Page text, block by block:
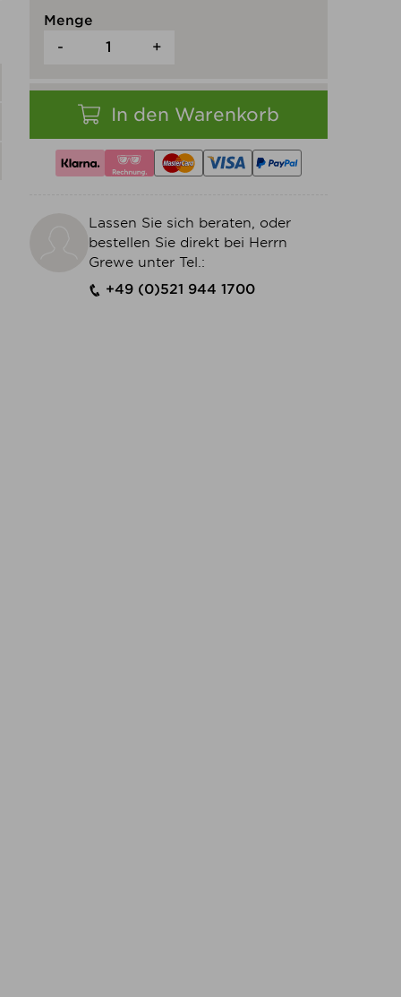
Menge
- +
In den Warenkorb
Lassen Sie sich beraten, oder
bestellen Sie direkt bei Herrn
Grewe unter Tel.:
+49 (0)521 944 1700